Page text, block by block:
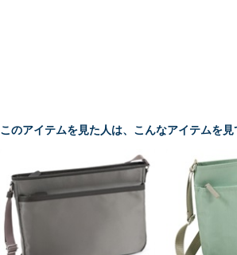
このアイテムを見た人は、こんなアイテムを見